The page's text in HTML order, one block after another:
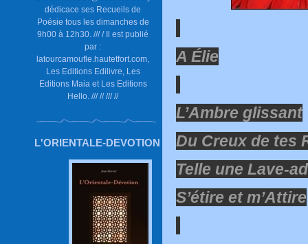
dédicace ses Recueils de
Poésie tous les dimanches de
9h00 à 12h30. /// / Il est publié
par :
latourcamoufle.hautetfort.com,
Les Editions Edilivre, Les
Editions Maia et Les Editions
Hello. /// // /// //
L'ORIENTALE-DEVOTION
A Élie
L’Ambre glissant
Du Creux de tes
Telle une Lave-
S’étire et m’Attire